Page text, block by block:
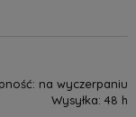
na wyczerpaniu
Wysyłka: 48 h